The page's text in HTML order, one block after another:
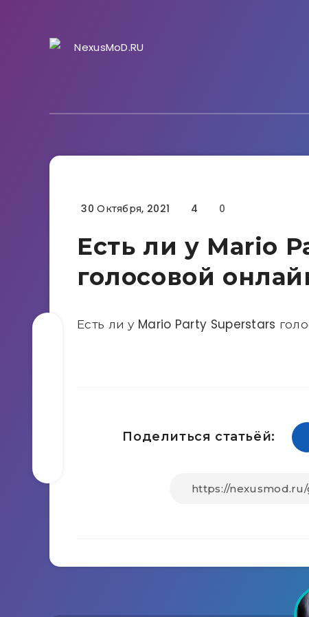
Гайды
30 Октября, 2021 4 0
Есть ли у Mario
голосовой
Есть ли у Mario Party Superstars
Поделиться статьёй: